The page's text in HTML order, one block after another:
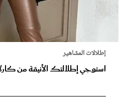
إطلالات المشاهير
استوحِي إطلالتك الأنيقة من